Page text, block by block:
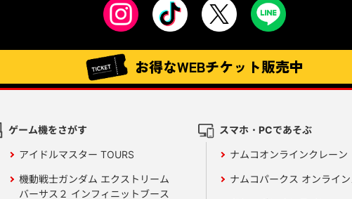
お得なWEBチケット販売中
ゲーム機をさがす
アイドルマスター TOURS
機動戦士ガンダム エクストリーム
バーサス２ インフィニットブース
スマホ・PCであそぶ
ナムコオンラインクレーン
ナムコパークス オンライ